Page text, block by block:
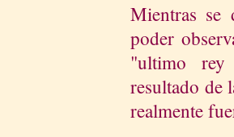
Mientras se
poder
"ultimo rey
resultado de
realmente